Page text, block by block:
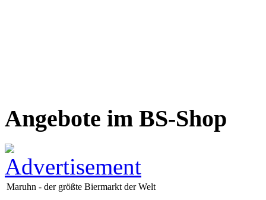
Angebote im BS-Shop
Maruhn - der größte Biermarkt der Welt